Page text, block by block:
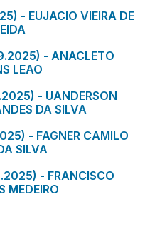
- EUJACIO VIEIRA DE
- ANACLETO
LEAO
- UANDERSON
DA SILVA
- FAGNER CAMILO
SILVA
- FRANCISCO
MEDEIRO